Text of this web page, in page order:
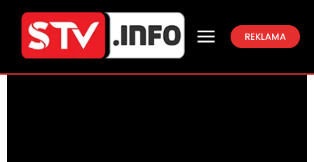
REKLAMA